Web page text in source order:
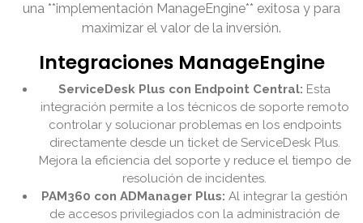
una **implementación ManageEngine** exitosa y para
maximizar el valor de la inversión.
Integraciones ManageEngine
ServiceDesk Plus con Endpoint Central: Esta
integración permite a los técnicos de soporte remoto
controlar y solucionar problemas en los endpoints
directamente desde un ticket de ServiceDesk Plus.
Mejora la eficiencia del soporte y reduce el tiempo de
resolución de incidentes.
PAM360 con ADManager Plus: Al integrar la gestión
de accesos privilegiados con la administración de